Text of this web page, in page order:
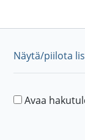
Näytä/piilota
Avaa